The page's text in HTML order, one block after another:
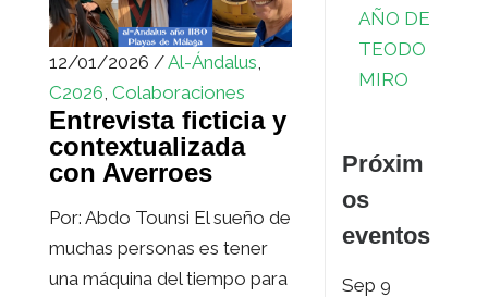
12/01/2026 /Al-Ándalus,
C2026, Colaboraciones
Entrevista ficticia y
contextualizada
con Averroes
Por: Abdo Tounsi El sueño de
muchas personas es tener
una máquina del tiempo para
AÑO DE
TEODO
MIRO
Próxim
os
eventos
Sep9